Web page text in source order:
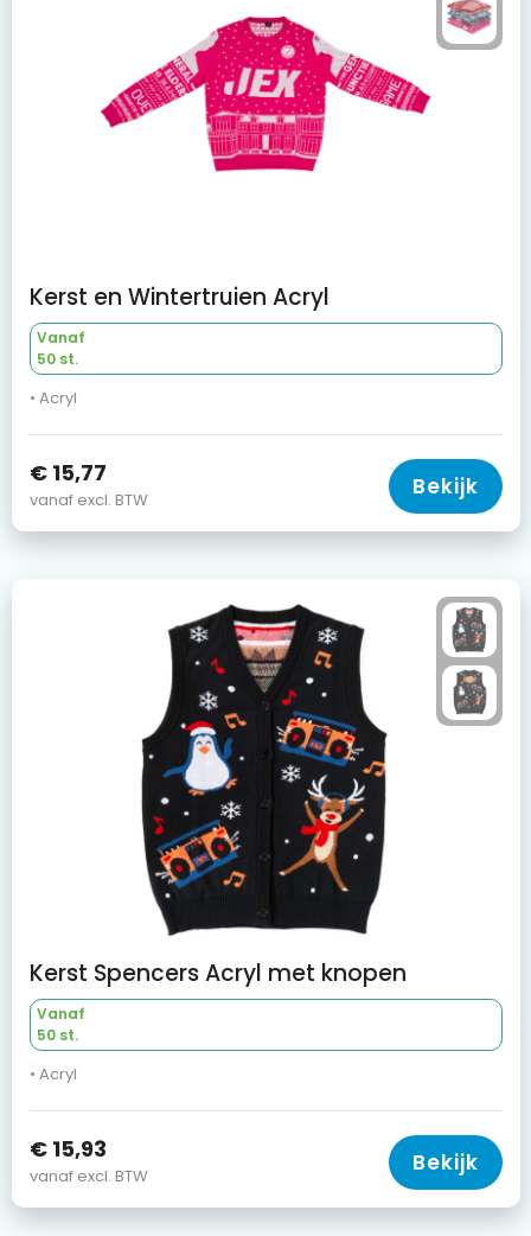
Kerst en Wintertruien Acryl
Vanaf
50 st.
• Acryl
€ 15,77
vanaf excl. BTW Bekijk
Kerst Spencers Acryl met knopen
Vanaf
50 st.
• Acryl
€ 15,93
vanaf excl. BTW Bekijk